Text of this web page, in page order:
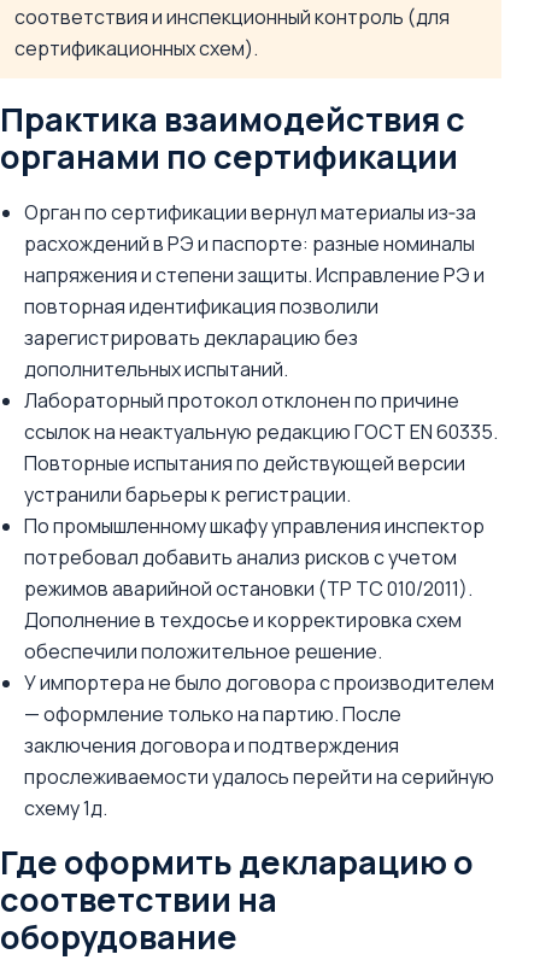
соответствия и инспекционный контроль (для
сертификационных схем).
Практика взаимодействия с
органами по сертификации
Орган по сертификации вернул материалы из‑за
расхождений в РЭ и паспорте: разные номиналы
напряжения и степени защиты. Исправление РЭ и
повторная идентификация позволили
зарегистрировать декларацию без
дополнительных испытаний.
Лабораторный протокол отклонен по причине
ссылок на неактуальную редакцию ГОСТ EN 60335.
Повторные испытания по действующей версии
устранили барьеры к регистрации.
По промышленному шкафу управления инспектор
потребовал добавить анализ рисков с учетом
режимов аварийной остановки (ТР ТС 010/2011).
Дополнение в техдосье и корректировка схем
обеспечили положительное решение.
У импортера не было договора с производителем
— оформление только на партию. После
заключения договора и подтверждения
прослеживаемости удалось перейти на серийную
схему 1д.
Где оформить декларацию о
соответствии на
оборудование